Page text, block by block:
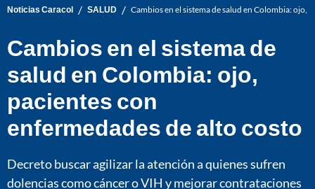
Noticias Caracol / SALUD / Cambios en el sistema de salud en Colombia: ojo,
Cambios en el sistema de
salud en Colombia: ojo,
pacientes con
enfermedades de alto costo
Decreto buscar agilizar la atención a quienes sufren
dolencias como cáncer o VIH y mejorar contrataciones